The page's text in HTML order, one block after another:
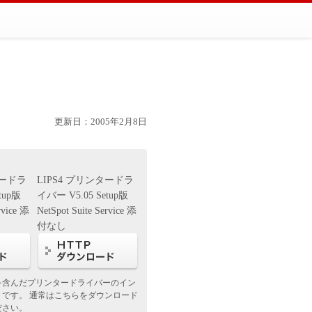
更新日：2005年2月8日
ドラ
版
添
LIPS4 プリンタードラ
イバー V5.05 Setup版
NetSpot Suite Service 添
付なし
んだプリンタードライバーのイン
す。 通常はこちらをダウンロード
い。